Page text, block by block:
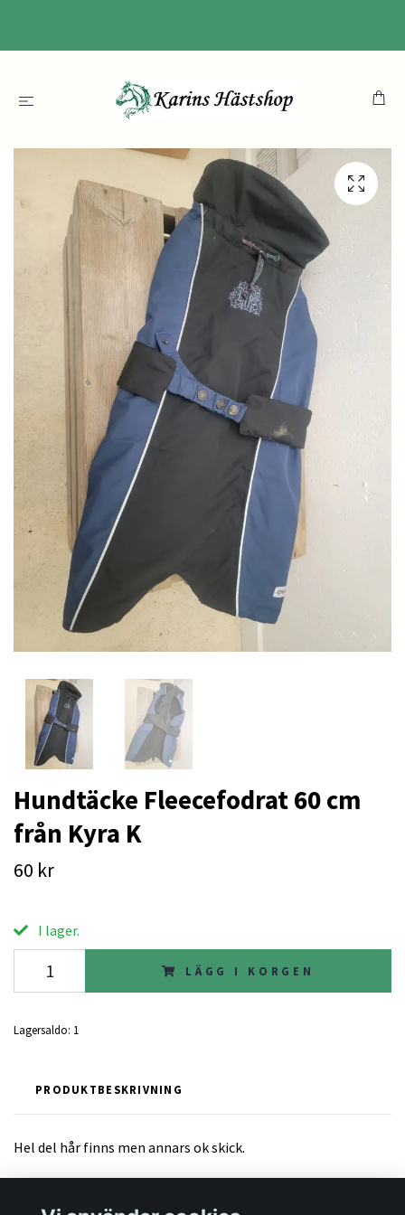
Hundtäcke Fleecefodrat 60 cm
från Kyra K
60 kr
I lager.
LÄGG I KORGEN
Lagersaldo: 1
PRODUKTBESKRIVNING
Hel del hår finns men annars ok skick.